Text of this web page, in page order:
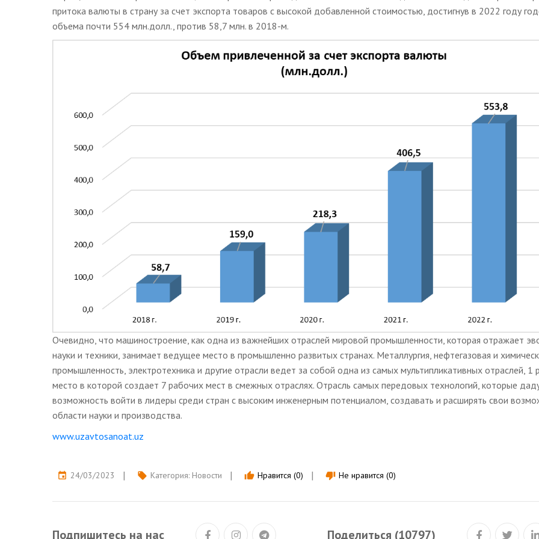
притока валюты в страну за счет экспорта товаров с высокой добавленной стоимостью, достигнув в 2022 году
объема почти 554 млн.долл., против 58,7 млн. в 2018-м.
Очевидно, что машиностроение, как одна из важнейших отраслей мировой промышленности, которая отражает
науки и техники, занимает ведущее место в промышленно развитых странах. Металлургия, нефтегазовая и
промышленность, электротехника и другие отрасли ведет за собой одна из самых мультипликативных отраслей, 1
место в которой создает 7 рабочих мест в смежных отраслях. Отрасль самых передовых технологий, которые
возможность войти в лидеры среди стран с высоким инженерным потенциалом, создавать и расширять свои
области науки и производства.
www.uzavtosanoat.uz
event 24/03/2023 local_offer Категория: Новости thumb_up Нравится (0) thumb_down Не нравится (0)
Подпишитесь на нас Поделиться (10797)